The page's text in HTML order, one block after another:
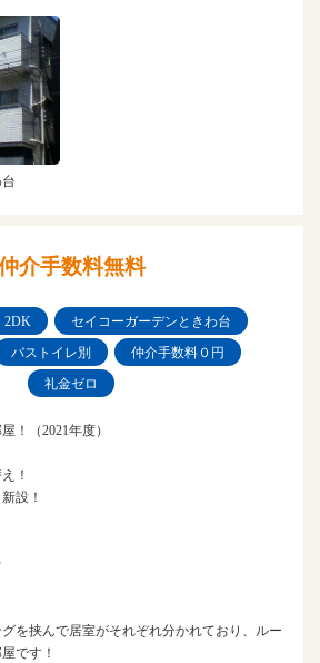
介手数料無料
2DK
セイコーガーデンときわ台
バストイレ別
仲介手数料０円
礼金ゼロ
！（2021年度）
！
設！
を挟んで居室がそれぞれ分かれており、ルー
です！